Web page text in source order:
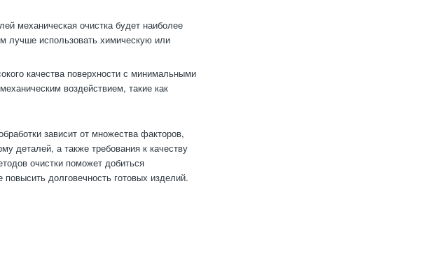
механическая очистка будет наиболее
лучше использовать химическую или
качества поверхности с минимальными
воздействием, такие как
зависит от множества факторов,
деталей, а также требования к качеству
очистки поможет добиться
долговечность готовых изделий.